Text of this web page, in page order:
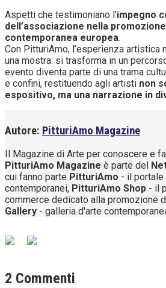
Aspetti che testimoniano l’impegno
dell’associazione nella
contemporanea europea.
Con PitturiAmo, l’esperienza artistica
una mostra: si trasforma in un
evento diventa parte di una trama
e confini, restituendo agli artisti non
espositivo, ma una narrazione in
Autore: PitturiAmo Magazine
Il Magazine di Arte per conoscere e
PitturiAmo Magazine è parte del
cui fanno parte PitturiAmo - il
contemporanei, PitturiAmo Shop - il
commerce dedicato alla promozione
Gallery - galleria d'arte
2 Commenti